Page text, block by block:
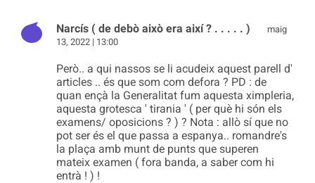
Narcís ( de debò això era així ? . . . . . )
maig
13, 2022 | 13:00
Però.. a qui nassos se li acudeix aquest parell d'
articles .. és que som com defora ? PD : de
quan ençà la Generalitat fum aquesta ximpleria,
aquesta grotesca ' tirania ' ( per què hi són els
examens/ oposicions ? ) ? Nota : allò sí que no
pot ser és el que passa a espanya.. romandre's
la plaça amb munt de punts que superen
mateix examen ( fora banda, a saber com hi
entrà ! ) !